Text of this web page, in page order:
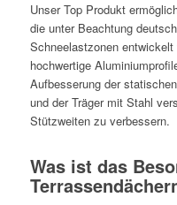
Unser Top Produkt
die unter Beachtung
Schneelastzonen
hochwertige
Aufbesserung der
und der Träger mit Stahl
Stützweiten zu verbessern.
Was ist das